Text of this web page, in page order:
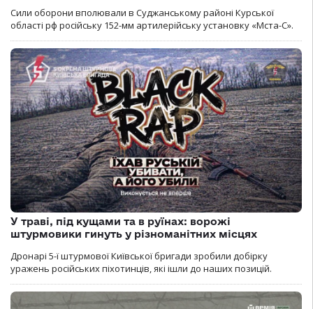
Сили оборони вполювали в Суджанському районі Курської
області рф російську 152-мм артилерійську установку «Мста-С».
У траві, під кущами та в руїнах: ворожі
штурмовики гинуть у різноманітних місцях
Дронарі 5-ї штурмової Київської бригади зробили добірку
уражень російських піхотинців, які ішли до наших позицій.